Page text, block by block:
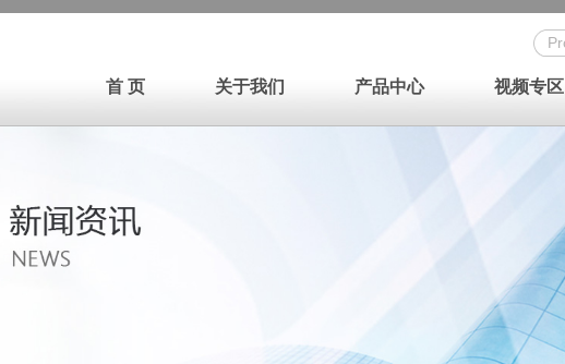
首 页 关于我们 产品中心 视频专区